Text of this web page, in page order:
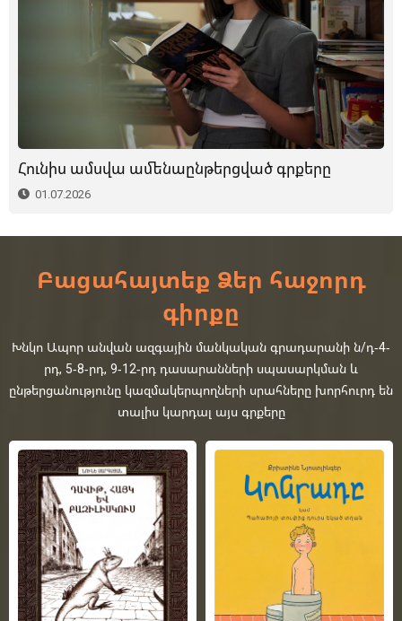
Հունիս ամսվա ամենաընթերցված գրքերը
01.07.2026
Բացահայտեք Ձեր հաջորդ
գիրքը
Խնկո Ապոր անվան ազգային մանկական գրադարանի ն/դ-4-
րդ, 5-8-րդ, 9-12-րդ դասարանների սպասարկման և
ընթերցանությունը կազմակերպողների սրահները խորհուրդ են
տալիս կարդալ այս գրքերը